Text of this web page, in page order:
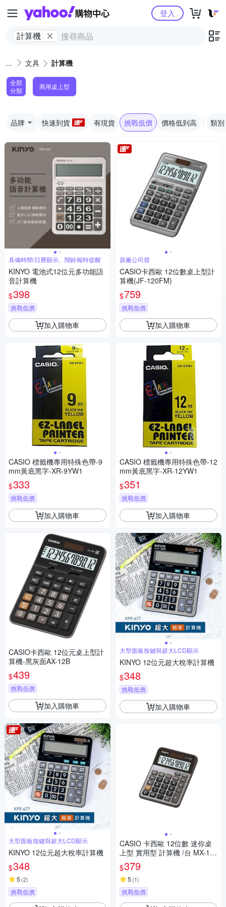
Yahoo購物中心
計算機
登入
文具 計算機
全部
分類
商用桌上型
品牌 快速到貨 有現貨 挑戰低價 價格低到高 類別
具備時間/日曆顯示、鬧鈴報時提醒
KINYO 電池式12位元多功能語
音計算機
$398
挑戰低價
加入購物車
CASIO 標籤機專用特殊色帶-9
mm黃底黑字-XR-9YW1
$333
挑戰低價
加入購物車
CASIO卡西歐 12位元桌上型計
算機-黑灰面AX-12B
$439
挑戰低價
加入購物車
大型面板按鍵與超大LCD顯示
KINYO 12位元超大稅率計算機
$348
5 (2)
挑戰低價
原廠公司貨
CASIO卡西歐 12位數桌上型計
算機(JF-120FM)
$759
挑戰低價
加入購物車
CASIO 標籤機專用特殊色帶-12
mm黃底黑字-XR-12YW1
$351
挑戰低價
加入購物車
大型面板按鍵與超大LCD顯示
KINYO 12位元超大稅率計算機
$348
挑戰低價
加入購物車
CASIO 卡西歐 12位數 迷你桌
上型 實用型 計算機 /台 MX-12
0B
$379
5 (1)
挑戰低價